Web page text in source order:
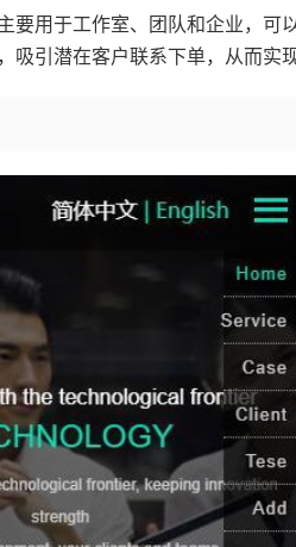
要用于工作室、团队和企业，
吸引潜在客户联系下单，从而